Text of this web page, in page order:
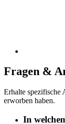
Fragen &
Erhalte spezifische
erworben haben.
In